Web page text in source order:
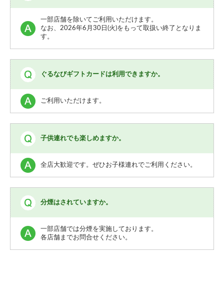
一部店舗を除いてご利用いただけます。
なお、2026年6月30日(火)をもって取扱い終了となりま
す。
ぐるなびギフトカードは利用できますか。
ご利用いただけます。
子供連れでも楽しめますか。
全店大歓迎です。ぜひお子様連れでご利用ください。
分煙はされていますか。
一部店舗では分煙を実施しております。
各店舗までお問合せください。